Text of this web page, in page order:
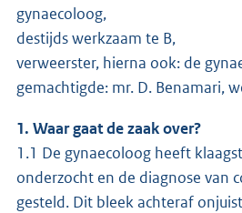
gynaecoloog,
destijds werkzaam te B,
verweerster, hierna ook: de
gemachtigde: mr. D. Benamari,
1. Waar gaat de zaak over?
1.1 De gynaecoloog heeft
onderzocht en de diagnose van
gesteld. Dit bleek achteraf